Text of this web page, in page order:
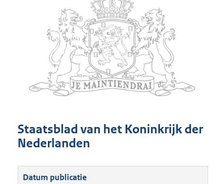
Staatsblad van het Koninkrijk der
Nederlanden